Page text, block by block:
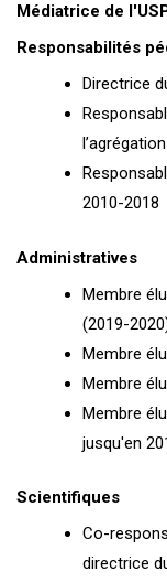
Médiatrice de
Responsabilités
Directrice
2010-2018
Administratives
Membre
(2019-
Membre
Membre
Membre
jusqu'en
Scientifiques
Co-
directrice